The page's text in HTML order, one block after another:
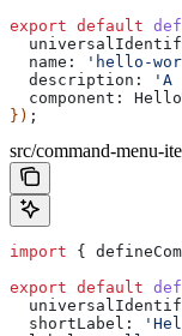
export default
  name:
'hello-
  description:
'A
  component:
}) ;
src/command-menu-
import {
export default
  shortLabel: